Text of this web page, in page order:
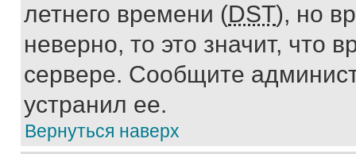
летнего времени (DST), но
неверно, то это значит, что
сервере. Сообщите
устранил ее.
Вернуться наверх